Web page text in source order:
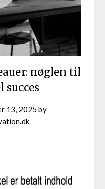
nøglen til
succes
13, 2025 by